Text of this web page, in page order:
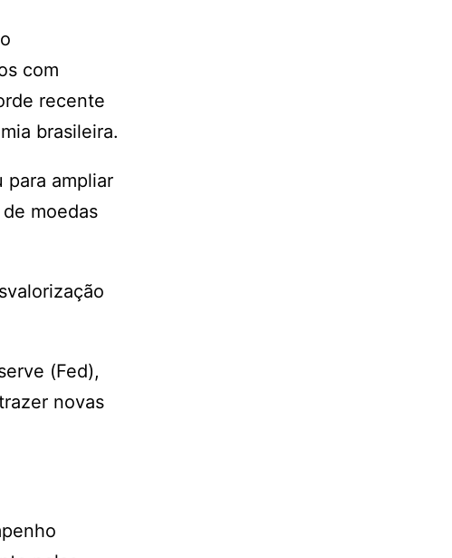
com
recente
brasileira.
ampliar
moedas
(Fed),
novas